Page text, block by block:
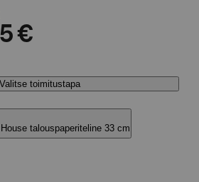
€
Valitse toimitustapa
talouspaperiteline 33 cm